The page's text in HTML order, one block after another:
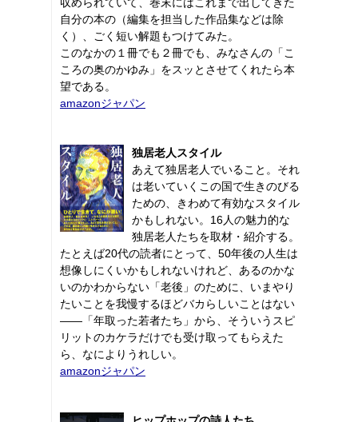
自分の本の（編集を担当した作品集などは除
く）、ごく短い解題もつけてみた。
このなかの１冊でも２冊でも、みなさんの「こ
ころの奥のかゆみ」をスッとさせてくれたら本
望である。
amazonジャパン
独居老人スタイル
あえて独居老人でいること。それ
は老いていくこの国で生きのびる
ための、きわめて有効なスタイル
かもしれない。16人の魅力的な
独居老人たちを取材・紹介する。
たとえば20代の読者にとって、50年後の人生は
想像しにくいかもしれないけれど、あるのかな
いのかわからない「老後」のために、いまやり
たいことを我慢するほどバカらしいことはない
――「年取った若者たち」から、そういうスピ
リットのカケラだけでも受け取ってもらえた
ら、なによりうれしい。
amazonジャパン